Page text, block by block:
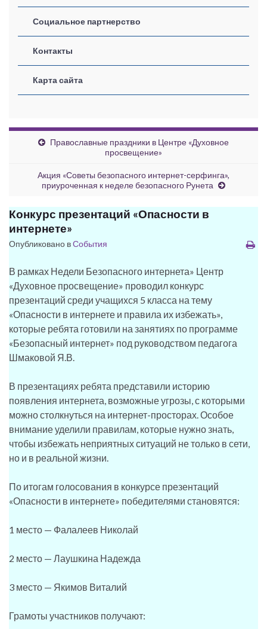
Социальное партнерство
Контакты
Карта сайта
Православные праздники в Центре «Духовное
просвещение»
Акция «Советы безопасного интернет-серфинга»,
приуроченная к неделе безопасного Рунета
Конкурс презентаций «Опасности в
интернете»
Опубликовано вСобытия
В рамках Недели Безопасного интернета» Центр
«Духовное просвещение» проводил конкурс
презентаций среди учащихся 5 класса на тему
«Опасности в интернете и правила их избежать»,
которые ребята готовили на занятиях по программе
«Безопасный интернет» под руководством педагога
Шмаковой Я.В.
В презентациях ребята представили историю
появления интернета, возможные угрозы, с которыми
можно столкнуться на интернет-просторах. Особое
внимание уделили правилам, которые нужно знать,
чтобы избежать неприятных ситуаций не только в сети,
но и в реальной жизни.
По итогам голосования в конкурсе презентаций
«Опасности в интернете» победителями становятся:
1 место — Фалалеев Николай
2 место — Лаушкина Надежда
3 место — Якимов Виталий
Грамоты участников получают: